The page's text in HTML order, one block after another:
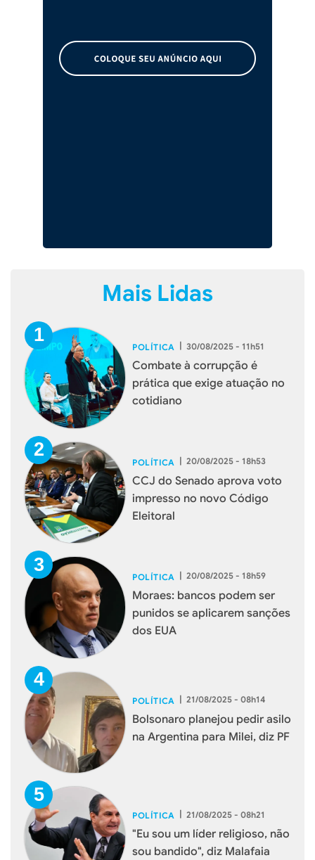
Mais Lidas
POLÍTICA | 30/08/2025 - 11h51
Combate à corrupção é
prática que exige atuação no
cotidiano
POLÍTICA | 20/08/2025 - 18h53
CCJ do Senado aprova voto
impresso no novo Código
Eleitoral
POLÍTICA | 20/08/2025 - 18h59
Moraes: bancos podem ser
punidos se aplicarem sanções
dos EUA
POLÍTICA | 21/08/2025 - 08h14
Bolsonaro planejou pedir asilo
na Argentina para Milei, diz PF
POLÍTICA | 21/08/2025 - 08h21
"Eu sou um líder religioso, não
sou bandido", diz Malafaia